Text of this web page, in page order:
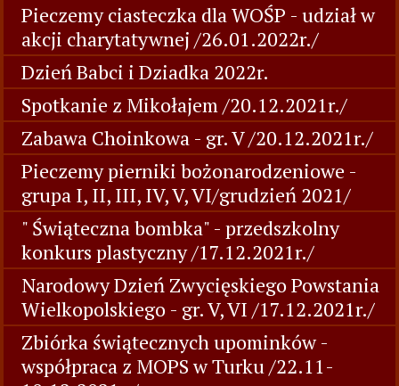
Pieczemy ciasteczka dla WOŚP - udział w
akcji charytatywnej /26.01.2022r./
Dzień Babci i Dziadka 2022r.
Spotkanie z Mikołajem /20.12.2021r./
Zabawa Choinkowa - gr. V /20.12.2021r./
Pieczemy pierniki bożonarodzeniowe -
grupa I, II, III, IV, V, VI/grudzień 2021/
" Świąteczna bombka" - przedszkolny
konkurs plastyczny /17.12.2021r./
Narodowy Dzień Zwycięskiego Powstania
Wielkopolskiego - gr. V, VI /17.12.2021r./
Zbiórka świątecznych upominków -
współpraca z MOPS w Turku /22.11-